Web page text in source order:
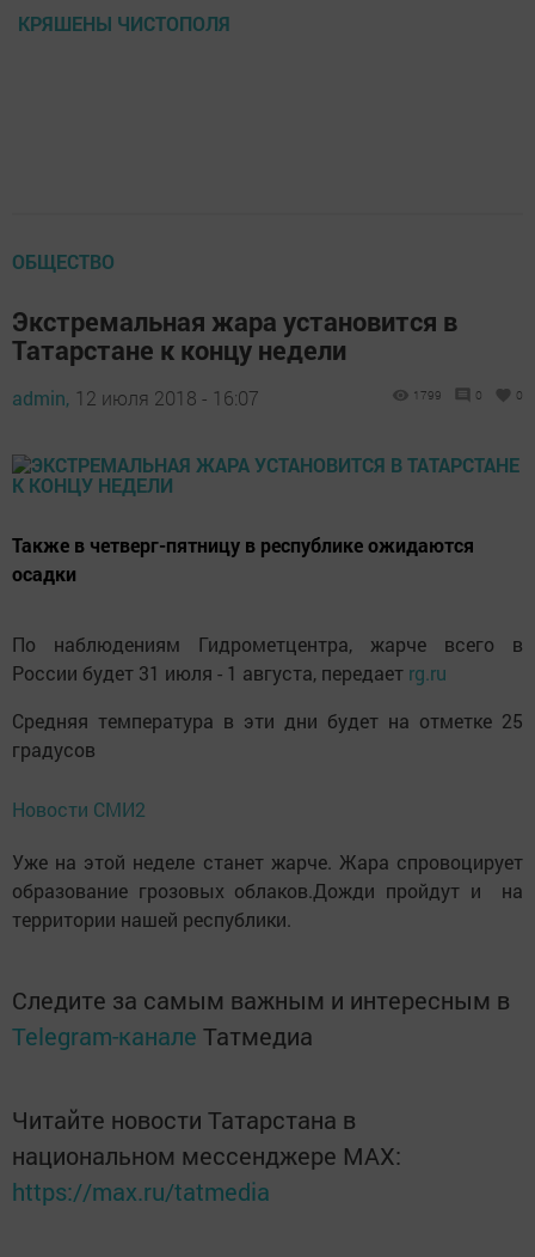
КРЯШЕНЫ ЧИСТОПОЛЯ
ОБЩЕСТВО
Экстремальная жара установится в
Татарстане к концу недели
admin, 12 июля 2018 - 16:07 1799 0 0
Также в четверг-пятницу в республике ожидаются
осадки
По наблюдениям Гидрометцентра, жарче всего в
России будет 31 июля - 1 августа, передает rg.ru
Средняя температура в эти дни будет на отметке 25
градусов
Новости СМИ2
Уже на этой неделе станет жарче. Жара спровоцирует
образование грозовых облаков.Дожди пройдут и на
территории нашей республики.
Следите за самым важным и интересным в
Telegram-канале Татмедиа
Читайте новости Татарстана в
национальном мессенджере MАХ:
https://max.ru/tatmedia